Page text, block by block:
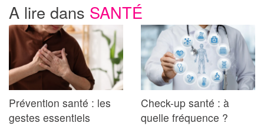
A lire dans SANTÉ
Prévention santé : les
gestes essentiels
Check-up santé : à
quelle fréquence ?